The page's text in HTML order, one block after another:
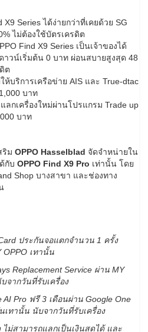
X9 Series ได้ง่ายกว่าที่เคยด้วย SG
ไม่ต้องใช้บัตรเครดิต
Find X9 Series เป็นเจ้าของได้
าวน์เริ่มต้น 0 บาท ผ่อนสบายสูงสุด 48
ต
บริการเครือข่าย AIS และ True-dtac
บาท
ลกเครื่องใหม่ผ่านโปรแกรม Trade up
บาท
ริม OPPO Hasselblad จัดจำหน่ายใน
กับ OPPO Find X9 Pro เท่านั้น โดย
Shop บางสาขา และช่องทาง
ประกันจอแตกจํานวน 1 ครั้ง
OPPO เทานั้น
Replacement Service ผ่าน MY
จากวันที่รับเครื่อง
AI Pro ฟรี 3 เดือนผ่าน Google One
เทานั้น นับจากวันที่รับเครื่อง
ม่สามารถแลกเป็นเงินสดได้ และ